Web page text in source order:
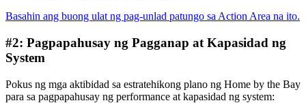
Basahin ang buong ulat ng pag-unlad patungo sa Action Area na ito.
#2: Pagpapahusay ng Pagganap at Kapasidad ng
System
Pokus ng mga aktibidad sa estratehikong plano ng Home by the Bay
para sa pagpapahusay ng performance at kapasidad ng system: